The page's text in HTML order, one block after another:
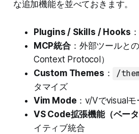
な追加機能を並べておきます。
Plugins / Skills / Hooks
MCP統合：外部ツールと
Context Protocol）
Custom Themes ： /
タマイズ
Vim Mode ：v/Vでvisualモ
VS Code拡張機能（ベータ
イティブ統合